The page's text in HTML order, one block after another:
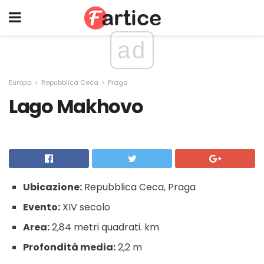
ad
Europa Repubblica Ceca Praga
Lago Makhovo
Ubicazione: Repubblica Ceca, Praga
Evento: XIV secolo
Area:2,84 metri quadrati. km
Profondità media:2,2 m